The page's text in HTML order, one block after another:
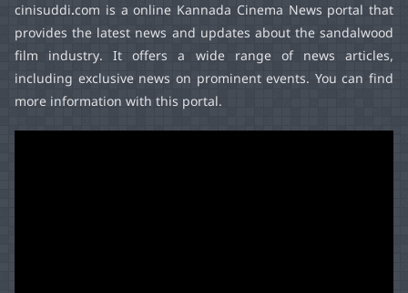
cinisuddi.com is a online Kannada Cinema News portal that
provides the latest news and updates about the sandalwood
film industry. It offers a wide range of news articles,
including exclusive news on prominent events. You can find
more information with this portal.